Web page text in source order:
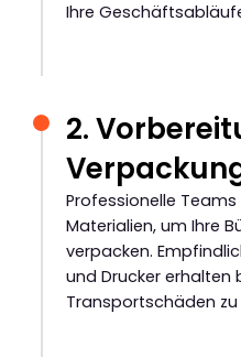
Ihre
2.
Professionelle
Materialien, um Ihre
verpacken.
und Drucker erhalten
Transportschäden